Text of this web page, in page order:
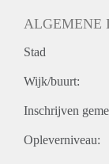
ALGEMENE
Stad
Wijk/buurt:
Inschrijven
Opleverniveau: